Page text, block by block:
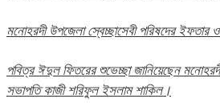
মনোহরদী উপজেলা স্বেচ্ছাসেবী পরিষদের ইফতার
পবিত্র ঈদুল ফিতরের শুভেচ্ছা জানিয়েছেন
সভাপতি কাজী শরিফুল ইসলাম শাকিল।